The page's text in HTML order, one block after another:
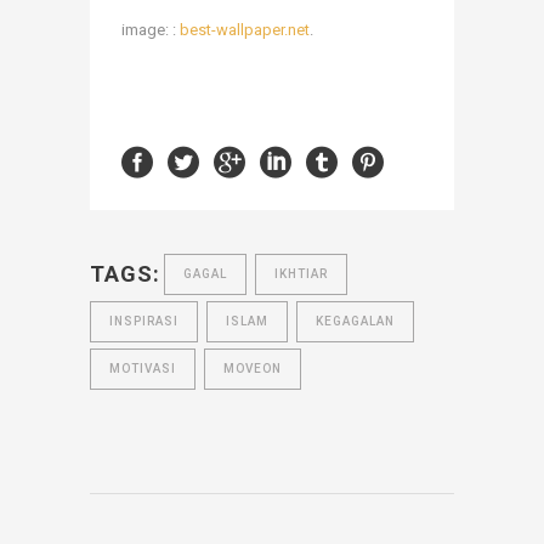
image: : best-wallpaper.net.
TAGS: GAGAL IKHTIAR
INSPIRASI ISLAM KEGAGALAN
MOTIVASI MOVEON